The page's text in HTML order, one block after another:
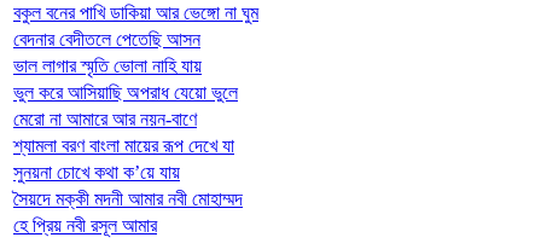
বকুল বনের পাখি ডাকিয়া আর ভেঙ্গো না ঘুম
বেদনার বেদীতলে পেতেছি আসন
ভাল লাগার স্মৃতি ভোলা নাহি যায়
ভুল করে আসিয়াছি অপরাধ যেয়ো ভুলে
মেরো না আমারে আর নয়ন-বাণে
শ্যামলা বরণ বাংলা মায়ের রূপ দেখে যা
সুনয়না চোখে কথা ক’য়ে যায়
সৈয়দে মক্কী মদনী আমার নবী মোহাম্মদ
হে প্রিয় নবী রসূল আমার